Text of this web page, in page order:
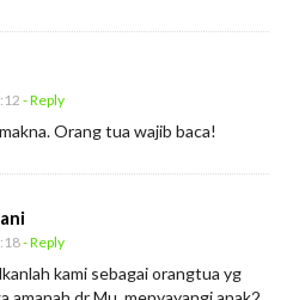
- Reply
Orang tua wajib baca!
- Reply
kami sebagai orangtua yg